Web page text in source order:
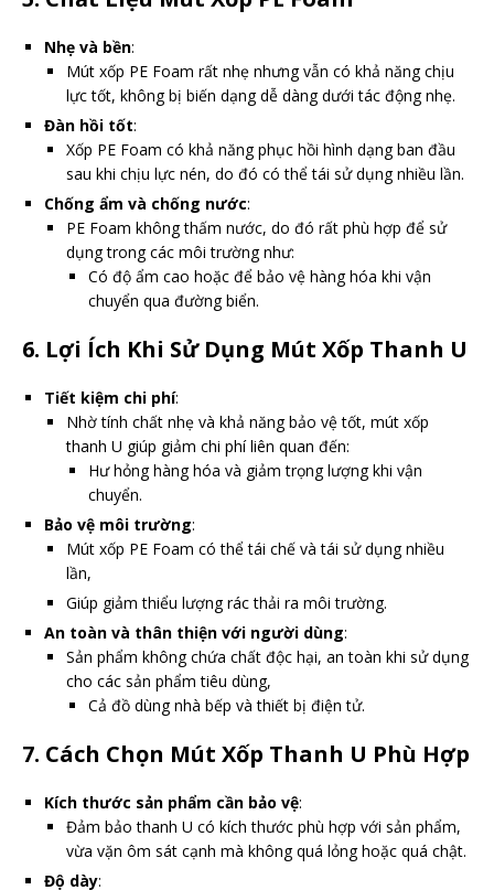
Nhẹ và bền:
Mút xốp PE Foam rất nhẹ nhưng vẫn có khả năng chịu
lực tốt, không bị biến dạng dễ dàng dưới tác động nhẹ.
Đàn hồi tốt:
Xốp PE Foam có khả năng phục hồi hình dạng ban đầu
sau khi chịu lực nén, do đó có thể tái sử dụng nhiều lần.
Chống ẩm và chống nước:
PE Foam không thấm nước, do đó rất phù hợp để sử
dụng trong các môi trường như:
Có độ ẩm cao hoặc để bảo vệ hàng hóa khi vận
chuyển qua đường biển.
6. Lợi Ích Khi Sử Dụng Mút Xốp Thanh U
Tiết kiệm chi phí:
Nhờ tính chất nhẹ và khả năng bảo vệ tốt, mút xốp
thanh U giúp giảm chi phí liên quan đến:
Hư hỏng hàng hóa và giảm trọng lượng khi vận
chuyển.
Bảo vệ môi trường:
Mút xốp PE Foam có thể tái chế và tái sử dụng nhiều
lần,
Giúp giảm thiểu lượng rác thải ra môi trường.
An toàn và thân thiện với người dùng:
Sản phẩm không chứa chất độc hại, an toàn khi sử dụng
cho các sản phẩm tiêu dùng,
Cả đồ dùng nhà bếp và thiết bị điện tử.
7. Cách Chọn Mút Xốp Thanh U Phù Hợp
Kích thước sản phẩm cần bảo vệ:
Đảm bảo thanh U có kích thước phù hợp với sản phẩm,
vừa vặn ôm sát cạnh mà không quá lỏng hoặc quá chật.
Độ dày: